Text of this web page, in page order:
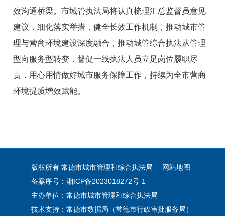
效沟通桥梁。市城管执法局将认真梳理汇总监督员意见
建议，细化落实举措，健全长效工作机制，推动城市管
理与营商环境建设深度融合，推动城管综合执法从管理
型向服务型转变，督促一线执法人员立足岗位履职尽
责，用心用情做好城市服务保障工作，持续为全市营商
环境提质增效赋能。
版权所有 常德市城市管理和综合执法局
网站地图
备案序号：湘ICP备2023018272号-1
主办单位：常德市城市管理和综合执法局
技术支持：常德市数据局（常德市行政审批服务局）